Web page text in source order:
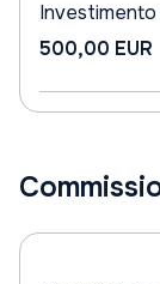
500,00 EUR